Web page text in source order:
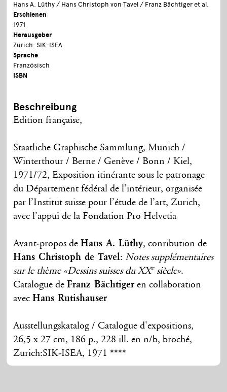
Hans A. Lüthy / Hans Christoph von Tavel / Franz Bächtiger et al.
Erschienen
1971
Herausgeber
Zürich: SIK-ISEA
Sprache
Französisch
ISBN
Beschreibung
Edition française,
Staatliche Graphische Sammlung, Munich /
Winterthour / Berne / Genève / Bonn / Kiel,
1971/72, Exposition itinérante sous le patronage
du Département fédéral de l’intérieur, organisée
par l’Institut suisse pour l’étude de l’art, Zurich,
avec l’appui de la Fondation Pro Helvetia
Avant-propos deHans A. Lüthy, conribution de
Hans Christoph de Tavel: Notes supplémentaires
sur le thème «Dessins suisses du XXesiècle».
Catalogue deFranz Bächtigeren collaboration
avecHans Rutishauser
Ausstellungskatalog / Catalogue d'expositions,
26,5 x 27 cm, 186 p., 228 ill. en n/b, broché,
Zurich:SIK-ISEA, 1971 ****